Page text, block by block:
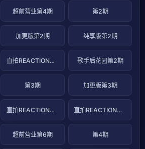
超前营业第4期 第2期
加更版第2期 纯享版第2期
直拍REACTION第4期 歌手后花园第2期
第3期 加更版第3期
直拍REACTION第5期 直拍REACTION第6期
超前营业第6期 第4期